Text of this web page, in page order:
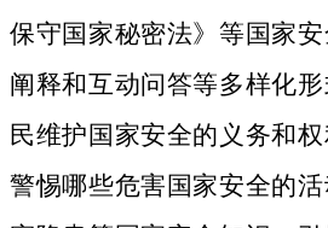
保守国家秘密法》等国家
阐释和互动问答等多样化
民维护国家安全的义务和
警惕哪些危害国家安全的